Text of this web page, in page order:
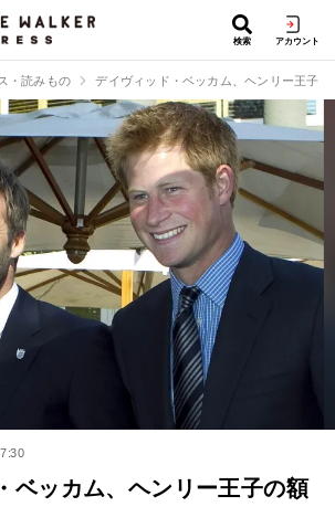
検索 アカウント
・読みもの デイヴィッド・ベッカム、ヘンリー王子
ベッカム、ヘンリー王子の額